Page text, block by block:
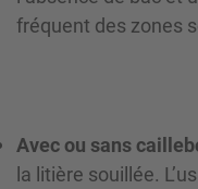
fréquent des zones
Avec ou sans
la litière souillée.